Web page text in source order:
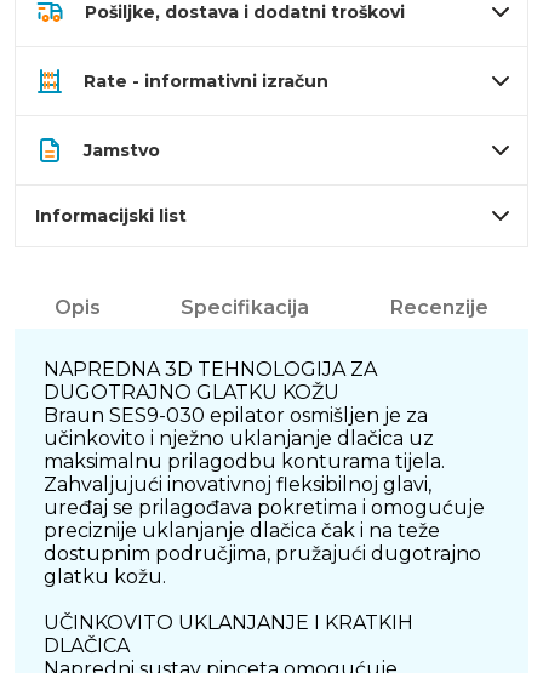
Pošiljke, dostava i dodatni troškovi
Rate - informativni izračun
Jamstvo
Informacijski list
Opis Specifikacija Recenzije
NAPREDNA 3D TEHNOLOGIJA ZA
DUGOTRAJNO GLATKU KOŽU
Braun SES9-030 epilator osmišljen je za
učinkovito i nježno uklanjanje dlačica uz
maksimalnu prilagodbu konturama tijela.
Zahvaljujući inovativnoj fleksibilnoj glavi,
uređaj se prilagođava pokretima i omogućuje
preciznije uklanjanje dlačica čak i na teže
dostupnim područjima, pružajući dugotrajno
glatku kožu.
UČINKOVITO UKLANJANJE I KRATKIH
DLAČICA